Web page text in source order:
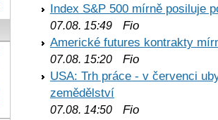
Index S&P 500 mírně posiluje
07.08. 15:49 Fio
Americké futures kontrakty
07.08. 15:20 Fio
USA: Trh práce - v červenci
zemědělství
07.08. 14:50 Fio